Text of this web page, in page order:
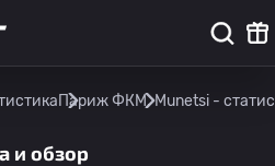
Париж ФКM. Munetsi -
и обзор